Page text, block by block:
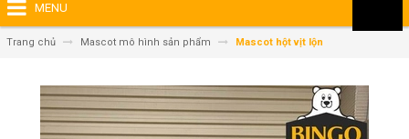
MENU
Trang chủ Mascot mô hình sản phẩm Mascot hột vịt lộn